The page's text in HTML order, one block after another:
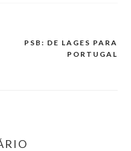
PSB: DE LAGES PARA
PORTUGAL